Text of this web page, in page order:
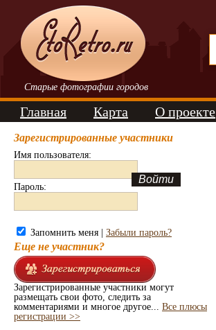
Старые фотографии городов
Главная Карта О проекте
Зарегистрированные участники
Имя пользователя:
Пароль:
Запомнить меня | Забыли пароль?
Еще не участник?
Зарегистрированные участники могут
размещать свои фото, следить за
комментариями и многое другое... Все плюсы
регистрации >>